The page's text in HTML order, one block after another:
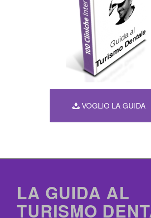
VOGLIO LA GUIDA
LA GUIDA AL
TURISMO